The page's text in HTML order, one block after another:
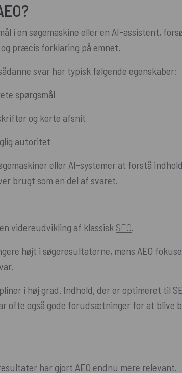
i en søgemaskine eller en AI-assistent,
præcis forklaring på emnet.
svar har typisk følgende egenskaber:
spørgsmål
og korte afsnit
autoritet
eller AI-systemer at forstå
brugt som en del af svaret.
videreudvikling af klassisk SEO.
højt i søgeresultaterne, mens AEO
i høj grad. Indhold, der er optimeret til
ofte også gode forudsætninger for at blive
har gjort AEO endnu mere relevant.